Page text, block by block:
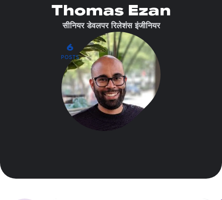
6
POSTS
Thomas Ezan
सीनियर डेवलपर रिलेशंस इंजीनियर